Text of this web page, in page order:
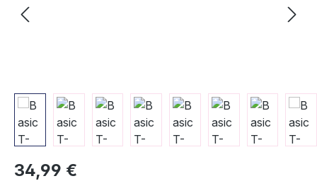
Regulärer Preis:
34,99 €